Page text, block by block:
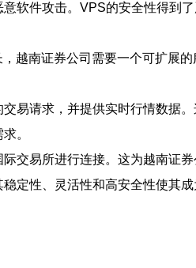
软件攻击。VPS的安全性得到
越南证券公司需要一个可扩展
易请求，并提供实时行情数据
。
易所进行连接。这为越南证
定性、灵活性和高安全性使其